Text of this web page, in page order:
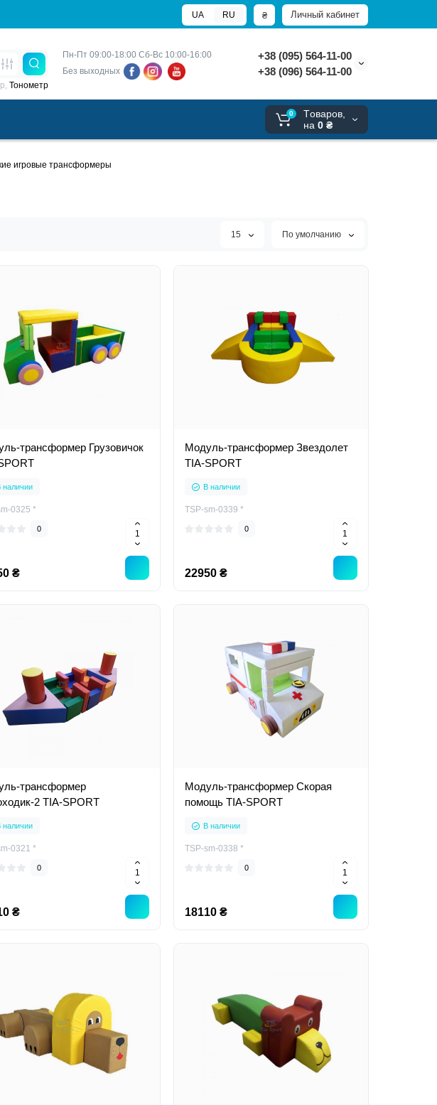
Личный кабинет
₴
UA RU
Пн-Пт 09:00-18:00 Сб-Вс 10:00-16:00
Без выходных
+38 (095) 564-11-00
+38 (096) 564-11-00
Тонометр
0
Tоваров,
на 0 ₴
игровые трансформеры
15 По умолчанию
трансформер Грузовичок
наличии
0325 *
0
₴
Модуль-трансформер Звездолет
TIA-SPORT
В наличии
TSP-sm-0339 *
0
22950 ₴
трансформер
2 TIA-SPORT
наличии
0321 *
0
₴
Модуль-трансформер Скорая
помощь TIA-SPORT
В наличии
TSP-sm-0338 *
0
18110 ₴